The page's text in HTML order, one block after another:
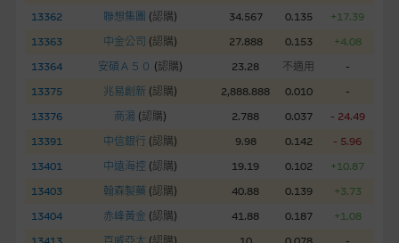
13362
聯想集團 (認購) 34.567 0.135
+17.39
13363
中金公司 (認購) 27.888 0.153
+4.08
13364
安碩Ａ５０ (認購) 23.28 不適用
-
13375
兆易創新 (認購) 2,888.888 0.010
-
13376
商湯 (認購) 2.788 0.037
- 24.49
13391
中信銀行 (認購) 9.98 0.142
- 5.96
13401
中遠海控 (認購) 19.19 0.102
+10.87
13403
翰森製藥 (認購) 40.88 0.139
+3.73
13404
赤峰黃金 (認購) 41.88 0.187
+1.08
損失全部投資；而(ii)R類牛熊證之剩餘價值則可能為零。
網站連結
本網站或載有連接非由麥格理集團管理的網站的連結。此等連結
純為方便閣下取得更多關於市場上相關產品及機構的資訊。麥格
理集團對此等網站的內容及所介紹的產品或服務，均無任何操控
適，不作任何聲明。麥格理集團建議閣下自行向本網站述及或連
接的第三者查詢。此外，載有第三者網站的連結，不應視為該第
三者推介本網站。